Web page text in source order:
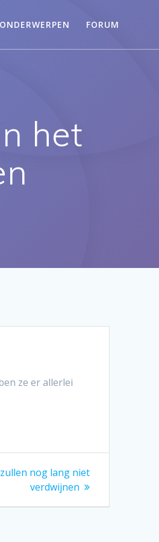
FORUM
het
ze er allerlei
nog lang niet
verdwijnen